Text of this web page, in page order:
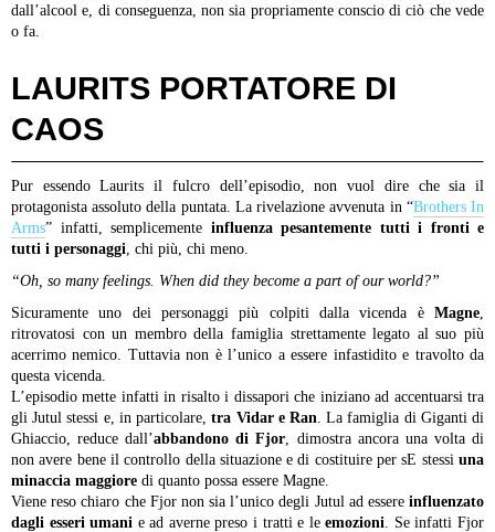
dall’alcool e, di conseguenza, non sia propriamente conscio di ciò che vede
o fa.
LAURITS PORTATORE DI
CAOS
Pur essendo Laurits il fulcro dell’episodio, non vuol dire che sia il
protagonista assoluto della puntata. La rivelazione avvenuta in “Brothers In
Arms” infatti, semplicemente influenza pesantemente tutti i fronti e
tutti i personaggi , chi più, chi meno.
“Oh, so many feelings. When did they become a part of our world?”
Sicuramente uno dei personaggi più colpiti dalla vicenda è Magne
ritrovatosi con un membro della famiglia strettamente legato al suo più
acerrimo nemico. Tuttavia non è l’unico a essere infastidito e travolto da
questa vicenda.
L’episodio mette infatti in risalto i dissapori che iniziano ad accentuarsi tra
gli Jutul stessi e, in particolare,tra Vidar e Ran . La famiglia di Giganti di
Ghiaccio, reduce dall’abbandono di Fjor , dimostra ancora una volta di
non avere bene il controllo della situazione e di costituire per sE stessi una
minaccia maggiore di quanto possa essere Magne.
Viene reso chiaro che Fjor non sia l’unico degli Jutul ad essere influenzato
dagli esseri umani e ad averne preso i tratti e leemozioni . Se infatti Fjor